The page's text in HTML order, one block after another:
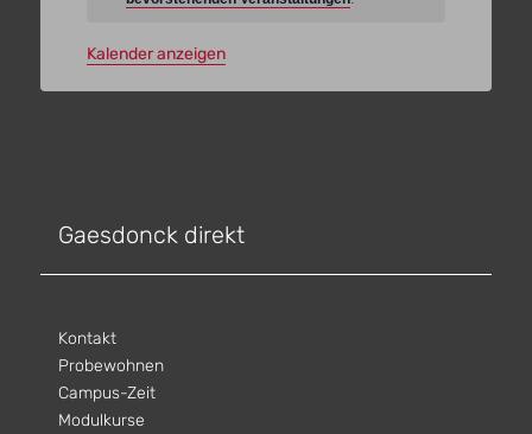
Kalender anzeigen
Gaesdonck direkt
Kontakt
Probewohnen
Campus-Zeit
Modulkurse